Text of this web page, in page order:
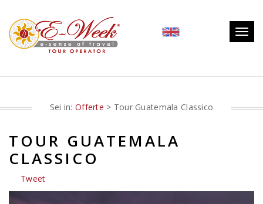
Sei in: Offerte > Tour Guatemala Classico
TOUR GUATEMALA
CLASSICO
Tweet